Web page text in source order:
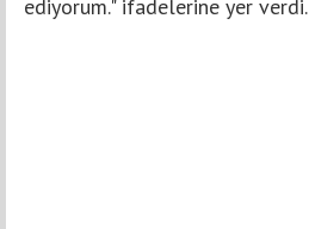
ediyorum." ifadelerine yer verdi.